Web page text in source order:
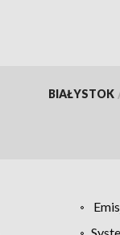
BIAŁYSTOK